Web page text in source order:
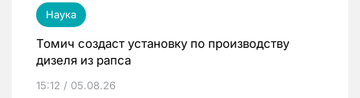
Наука
Томич создаст установку по производству
дизеля из рапса
15:12 / 05.08.26